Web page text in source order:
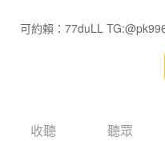
可約賴：77duLL
收聽 聽眾